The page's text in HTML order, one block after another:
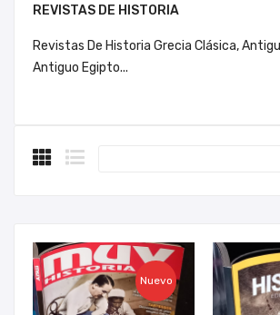
REVISTAS DE HISTORIA
Revistas De Historia Grecia Clásica,
Antiguo Egipto...
Nuevo